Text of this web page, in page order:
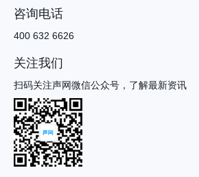
咨询电话
400 632 6626
关注我们
扫码关注声网微信公众号，了解最新资讯